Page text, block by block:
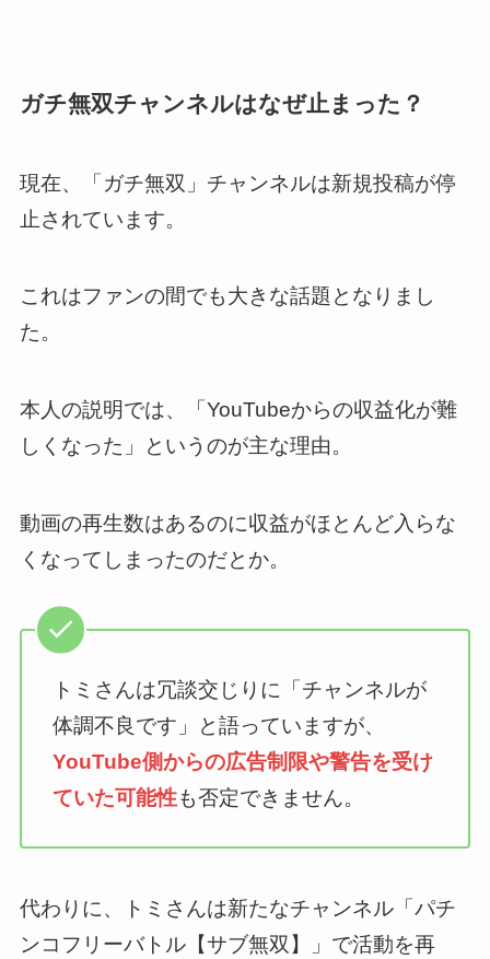
ガチ無双チャンネルはなぜ止まった？
現在、「ガチ無双」チャンネルは新規投稿が停
止されています。
これはファンの間でも大きな話題となりまし
た。
本人の説明では、「YouTubeからの収益化が難
しくなった」というのが主な理由。
動画の再生数はあるのに収益がほとんど入らな
くなってしまったのだとか。
トミさんは冗談交じりに「チャンネルが
体調不良です」と語っていますが、
YouTube側からの広告制限や警告を受け
ていた可能性も否定できません。
代わりに、トミさんは新たなチャンネル「パチ
ンコフリーバトル【サブ無双】」で活動を再